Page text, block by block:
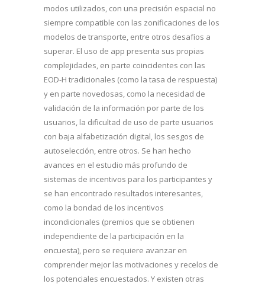
modos utilizados, con una precisión espacial no
siempre compatible con las zonificaciones de los
modelos de transporte, entre otros desafíos a
superar. El uso de app presenta sus propias
complejidades, en parte coincidentes con las
EOD-H tradicionales (como la tasa de respuesta)
y en parte novedosas, como la necesidad de
validación de la información por parte de los
usuarios, la dificultad de uso de parte usuarios
con baja alfabetización digital, los sesgos de
autoselección, entre otros. Se han hecho
avances en el estudio más profundo de
sistemas de incentivos para los participantes y
se han encontrado resultados interesantes,
como la bondad de los incentivos
incondicionales (premios que se obtienen
independiente de la participación en la
encuesta), pero se requiere avanzar en
comprender mejor las motivaciones y recelos de
los potenciales encuestados. Y existen otras